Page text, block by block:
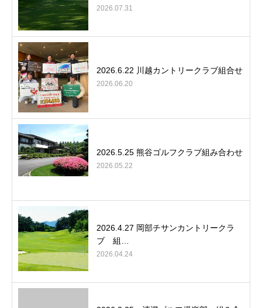
2026.07.31
2026.6.22 川越カントリークラブ組合せ
2026.06.20
2026.5.25 熊谷ゴルフクラブ組み合わせ
2026.05.22
2026.4.27 岡部チサンカントリークラ
ブ 組…
2026.04.24